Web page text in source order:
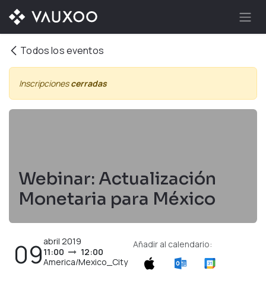
Ir al contenido
Todos los eventos
Inscripcionescerradas
Webinar: Actualización
Monetaria para México
09 abril 2019
11:00
12:00
America/Mexico_City
Añadir al calendario: